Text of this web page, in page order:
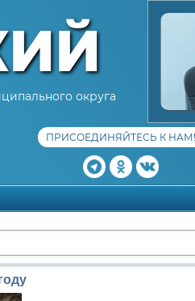
округа
ПРИСОЕДИНЯЙТЕСЬ К НАМ!